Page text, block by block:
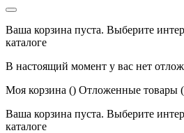
Ваша корзина пуста. Выберите
каталоге
В настоящий момент у вас нет
Моя корзина () Отложенные товары
Ваша корзина пуста. Выберите
каталоге